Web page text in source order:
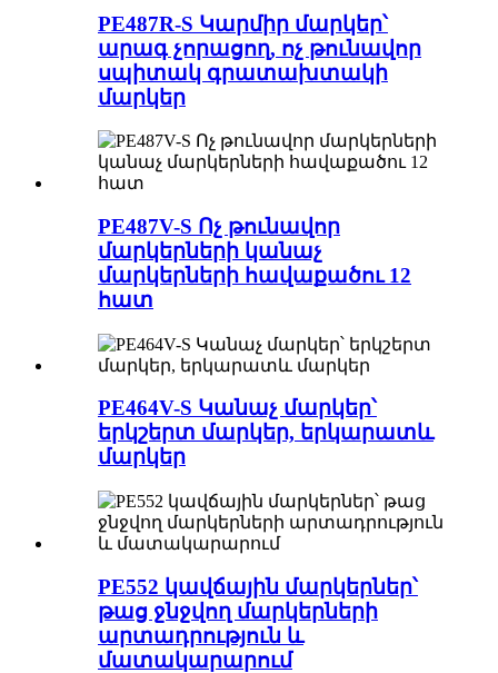
PE487R-S Կարմիր մարկեր՝
արագ չորացող, ոչ թունավոր
սպիտակ գրատախտակի
մարկեր
PE487V-S Ոչ թունավոր
մարկերների կանաչ
մարկերների հավաքածու 12
հատ
PE464V-S Կանաչ մարկեր՝
երկշերտ մարկեր, երկարատև
մարկեր
PE552 կավճային մարկերներ՝
թաց ջնջվող մարկերների
արտադրություն և
մատակարարում